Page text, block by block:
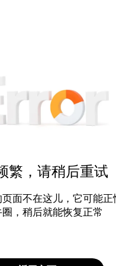
繁，请稍后重试
面不在这儿，它可能正
圈，稍后就能恢复正常